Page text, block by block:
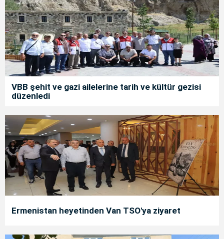
VBB şehit ve gazi ailelerine tarih ve kültür gezisi
düzenledi
Ermenistan heyetinden Van TSO'ya ziyaret